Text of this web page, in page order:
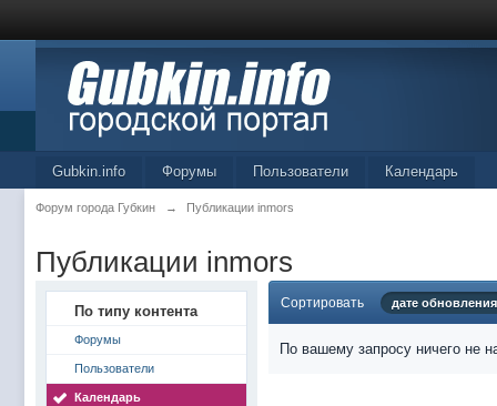
Gubkin.info Форумы Пользователи Календарь
Форум города Губкин → Публикации inmors
Публикации inmors
По типу контента
Форумы
Пользователи
Календарь
Сортировать дате обновления
По вашему запросу ничего не